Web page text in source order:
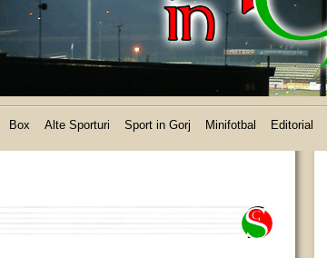
Box Alte Sporturi Sport in Gorj Minifotbal Editorial